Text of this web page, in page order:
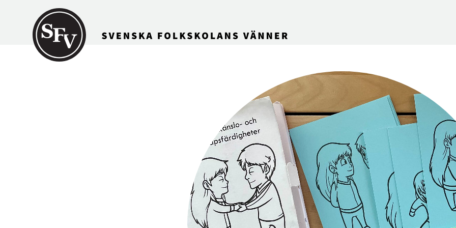
Gå till innehållet